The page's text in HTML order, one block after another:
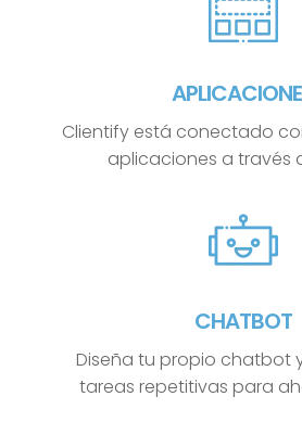
Clientify está conectado
aplicaciones a través
CHATBOT
Diseña tu propio chatbot
tareas repetitivas para